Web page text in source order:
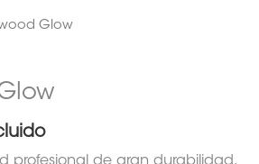
Glow